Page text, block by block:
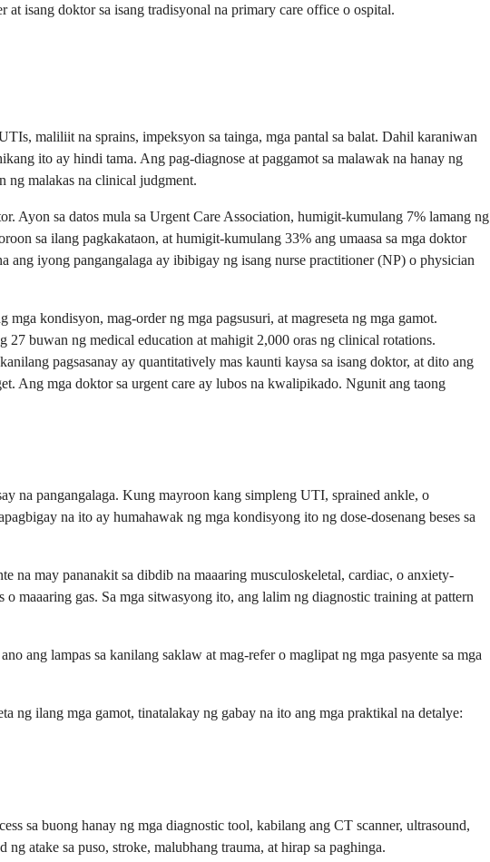
isang doktor sa isang tradisyonal na primary care office o ospital.
maliliit na sprains, impeksyon sa tainga, mga pantal sa balat. Dahil karaniwan
ito ay hindi tama. Ang pag-diagnose at paggamot sa malawak na hanay ng
ng malakas na clinical judgment.
Ayon sa datos mula sa Urgent Care Association, humigit-kumulang 7% lamang ng
sa ilang pagkakataon, at humigit-kumulang 33% ang umaasa sa mga doktor
ang iyong pangangalaga ay ibibigay ng isang nurse practitioner (NP) o physician
kondisyon, mag-order ng mga pagsusuri, at magreseta ng mga gamot.
27 buwan ng medical education at mahigit 2,000 oras ng clinical rotations.
pagsasanay ay quantitatively mas kaunti kaysa sa isang doktor, at dito ang
Ang mga doktor sa urgent care ay lubos na kwalipikado. Ngunit ang taong
na pangangalaga. Kung mayroon kang simpleng UTI, sprained ankle, o
na ito ay humahawak ng mga kondisyong ito ng dose-dosenang beses sa
na may pananakit sa dibdib na maaaring musculoskeletal, cardiac, o anxiety-
maaaring gas. Sa mga sitwasyong ito, ang lalim ng diagnostic training at pattern
ang lampas sa kanilang saklaw at mag-refer o maglipat ng mga pasyente sa mga
ng ilang mga gamot, tinatalakay ng gabay na ito ang mga praktikal na detalye:
sa buong hanay ng mga diagnostic tool, kabilang ang CT scanner, ultrasound,
atake sa puso, stroke, malubhang trauma, at hirap sa paghinga.